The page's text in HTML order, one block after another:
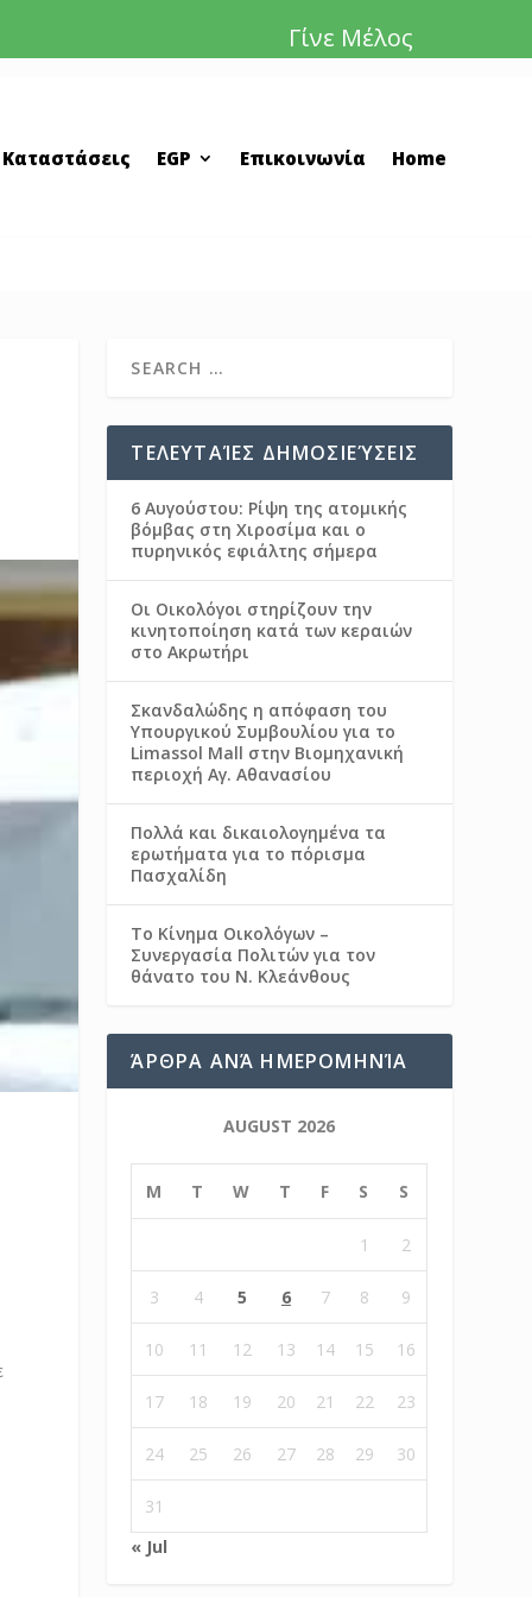
Γίνε Μέλος
EGP Επικοινωνία Home
ΤΕΛΕΥΤΑΊΕΣ ΔΗΜΟΣΙΕΎΣΕΙΣ
6 Αυγούστου: Ρίψη της ατομικής
βόμβας στη Χιροσίμα και ο
πυρηνικός εφιάλτης σήμερα
Οι Οικολόγοι στηρίζουν την
κινητοποίηση κατά των κεραιών
στο Ακρωτήρι
Σκανδαλώδης η απόφαση του
Υπουργικού Συμβουλίου για το
Limassol Mall στην Βιομηχανική
περιοχή Αγ. Αθανασίου
Πολλά και δικαιολογημένα τα
ερωτήματα για το πόρισμα
Πασχαλίδη
Το Κίνημα Οικολόγων –
Συνεργασία Πολιτών για τον
θάνατο του Ν. Κλεάνθους
ΆΡΘΡΑ ΑΝΆ ΗΜΕΡΟΜΗΝΊΑ
AUGUST 2026
M T W T F S S
1 2
3 4 5 6 7 8 9
10 11 12 13 14 15 16
17 18 19 20 21 22 23
24 25 26 27 28 29 30
31
« Jul